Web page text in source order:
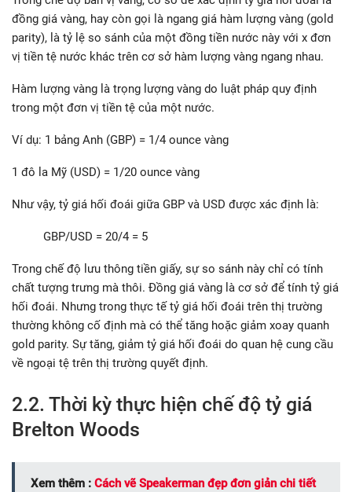
đồng giá vàng, hay còn gọi là ngang giá hàm lượng vàng (gold
parity), là tỷ lệ so sánh của một đồng tiền nước này với x đơn
vị tiền tệ nước khác trên cơ sở hàm lượng vàng ngang nhau.
Hàm lượng vàng là trọng lượng vàng do luật pháp quy định
trong một đơn vị tiền tệ của một nước.
Ví dụ: 1 bảng Anh (GBP) = 1/4 ounce vàng
1 đô la Mỹ (USD) = 1/20 ounce vàng
Như vậy, tỷ giá hối đoái giữa GBP và USD được xác định là:
GBP/USD = 20/4 = 5
Trong chế độ lưu thông tiền giấy, sự so sánh này chỉ có tính
chất tượng trưng mà thôi. Đồng giá vàng là cơ sở để tính tỷ giá
hối đoái. Nhưng trong thực tế tỷ giá hối đoái trên thị trường
thường không cố định mà có thể tăng hoặc giảm xoay quanh
gold parity. Sự tăng, giảm tỷ giá hối đoái do quan hệ cung cầu
về ngoại tệ trên thị trường quyết định.
2.2. Thời kỳ thực hiện chế độ tỷ giá
Brelton Woods
Xem thêm : Cách vẽ Speakerman đẹp đơn giản chi tiết